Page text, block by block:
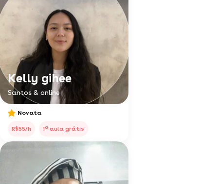
Kelly gihee
Santos & online
Novata
R$55/h 1a aula grátis